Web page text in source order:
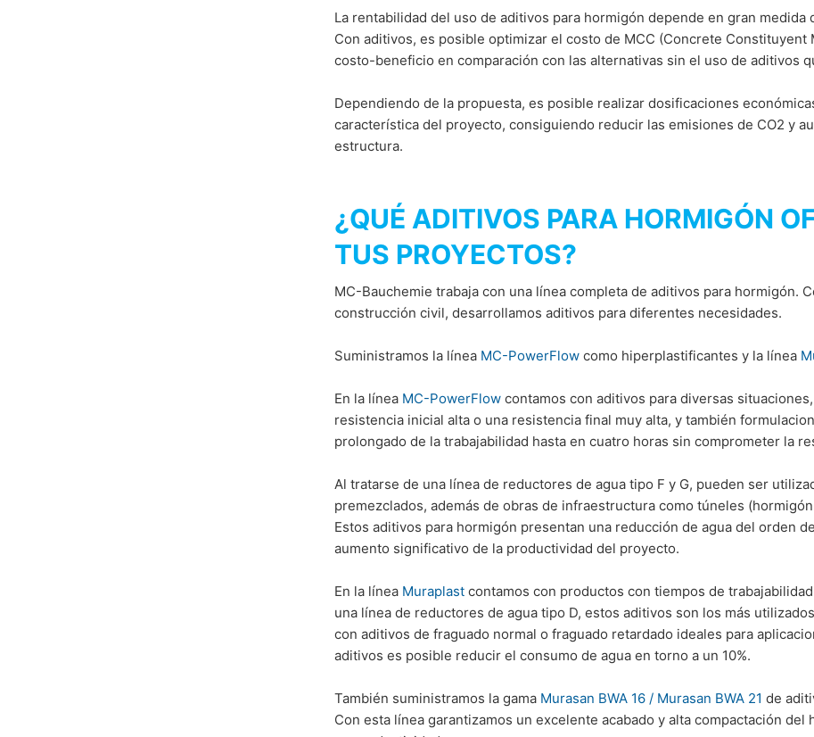
La rentabilidad del uso de aditivos para hormigón depende en gran medida
Con aditivos, es posible optimizar el costo de MCC (Concrete Constituyent
costo-beneficio en comparación con las alternativas sin el uso de aditivos
Dependiendo de la propuesta, es posible realizar dosificaciones
característica del proyecto, consiguiendo reducir las emisiones de CO2 y
estructura.
¿QUÉ ADITIVOS PARA HORMIGÓN
TUS PROYECTOS?
MC-Bauchemie trabaja con una línea completa de aditivos para hormigón.
construcción civil, desarrollamos aditivos para diferentes necesidades.
Suministramos la línea MC-PowerFlowcomo hiperplastificantes y la línea
En la línea MC-PowerFlowcontamos con aditivos para diversas
resistencia inicial alta o una resistencia final muy alta, y también
prolongado de la trabajabilidad hasta en cuatro horas sin comprometer la
Al tratarse de una línea de reductores de agua tipo F y G, pueden ser
premezclados, además de obras de infraestructura como túneles
Estos aditivos para hormigón presentan una reducción de agua del orden
aumento significativo de la productividad del proyecto.
En la línea Muraplastcontamos con productos con tiempos de
una línea de reductores de agua tipo D, estos aditivos son los más
con aditivos de fraguado normal o fraguado retardado ideales para
aditivos es posible reducir el consumo de agua en torno a un 10%.
También suministramos la gama Murasan BWA 16 / Murasan BWA 21 de
Con esta línea garantizamos un excelente acabado y alta compactación